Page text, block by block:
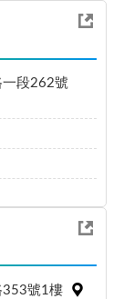
段262號
353號1樓